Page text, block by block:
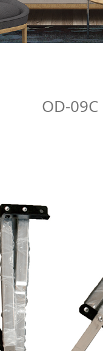
OD-09C